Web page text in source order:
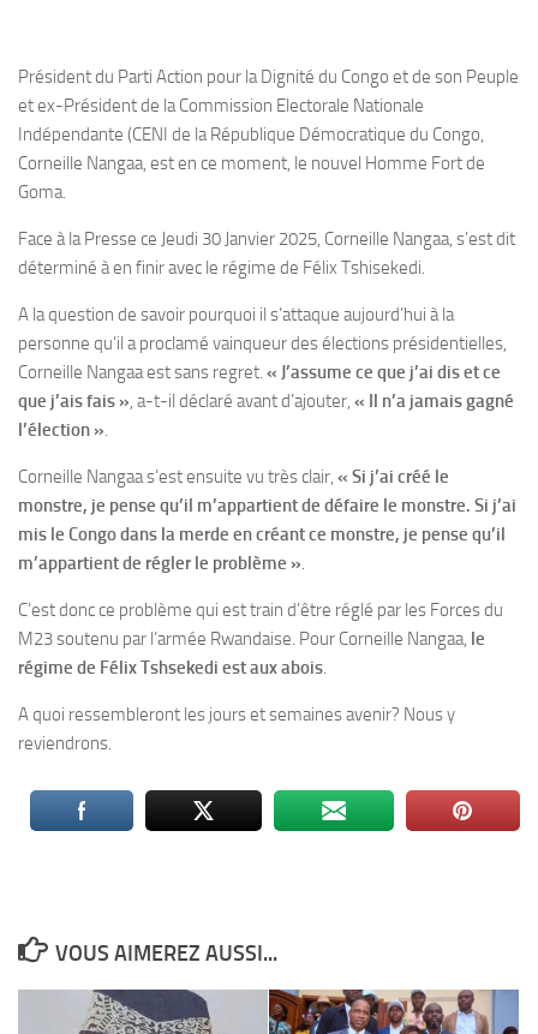
Président du Parti Action pour la Dignité du Congo et de son Peuple
et ex-Président de la Commission Electorale Nationale
Indépendante (CENI de la République Démocratique du Congo,
Corneille Nangaa, est en ce moment, le nouvel Homme Fort de
Goma.
Face à la Presse ce Jeudi 30 Janvier 2025, Corneille Nangaa, s’est dit
déterminé à en finir avec le régime de Félix Tshisekedi.
A la question de savoir pourquoi il s’attaque aujourd’hui à la
personne qu’il a proclamé vainqueur des élections présidentielles,
Corneille Nangaa est sans regret. « J’assume ce que j’ai dis et ce
que j’ais fais » , a-t-il déclaré avant d’ajouter, « Il n’a jamais gagné
l’élection »
Corneille Nangaa s’est ensuite vu très clair, « Si j’ai créé le
monstre, je pense qu’il m’appartient de défaire le monstre. Si j’ai
mis le Congo dans la merde en créant ce monstre, je pense qu’il
m’appartient de régler le problème »
C’est donc ce problème qui est train d’être réglé par les Forces du
M23 soutenu par l’armée Rwandaise. Pour Corneille Nangaa, le
régime de Félix Tshsekedi est aux abois
A quoi ressembleront les jours et semaines avenir? Nous y
reviendrons.
VOUS AIMEREZ AUSSI...